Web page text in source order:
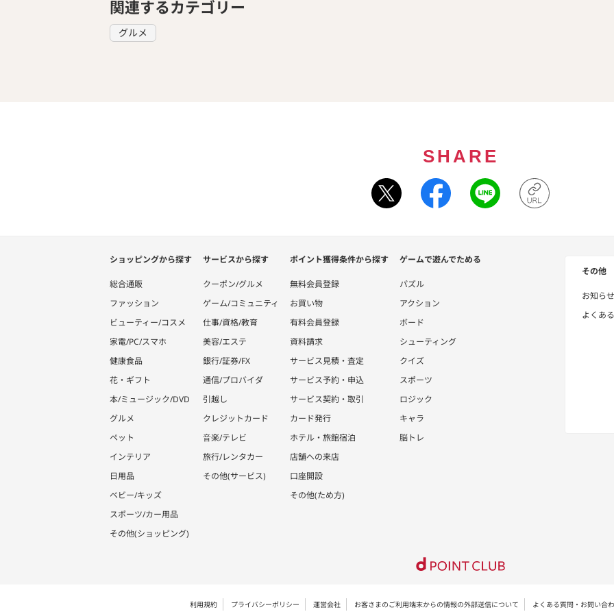
関連するカテゴリー
グルメ
SHARE
ショッピングから探す
総合通販
ファッション
ビューティー/コスメ
家電/PC/スマホ
健康食品
花・ギフト
本/ミュージック/DVD
グルメ
ペット
インテリア
日用品
ベビー/キッズ
スポーツ/カー用品
その他(ショッピング)
サービスから探す
クーポン/グルメ
ゲーム/コミュニティ
仕事/資格/教育
美容/エステ
銀行/証券/FX
通信/プロバイダ
引越し
クレジットカード
音楽/テレビ
旅行/レンタカー
その他(サービス)
ポイント獲得条件から探す
無料会員登録
お買い物
有料会員登録
資料請求
サービス見積・査定
サービス予約・申込
サービス契約・取引
カード発行
ホテル・旅館宿泊
店舗への来店
口座開設
その他(ため方)
ゲームで遊んでためる
パズル
アクション
ボード
シューティング
クイズ
スポーツ
ロジック
キャラ
脳トレ
その他
お知らせ
よくあ
利用規約 プライバシーポリシー 運営会社 お客さまのご利用端末からの情報の外部送信について よくある質問・お問い合